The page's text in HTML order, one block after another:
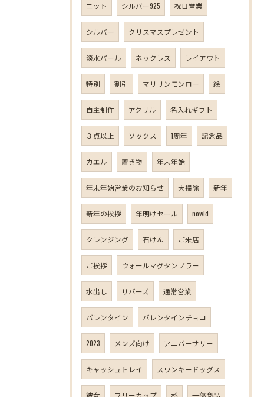
ニット シルバー925 祝日営業
シルバー クリスマスプレゼント
淡水パール ネックレス レイアウト
特別 割引 マリリンモンロー 絵
自主制作 アクリル 名入れギフト
３点以上 ソックス 1周年 記念品
カエル 置き物 年末年始
年末年始営業のお知らせ 大掃除 新年
新年の挨拶 年明けセール nowld
クレンジング 石けん ご来店
ご挨拶 ウォールマグタンブラー
水出し リバーズ 通常営業
バレンタイン バレンタインチョコ
2023 メンズ向け アニバーサリー
キャッシュトレイ スワンキードッグス
彼女 フリーカップ 杉 一部商品